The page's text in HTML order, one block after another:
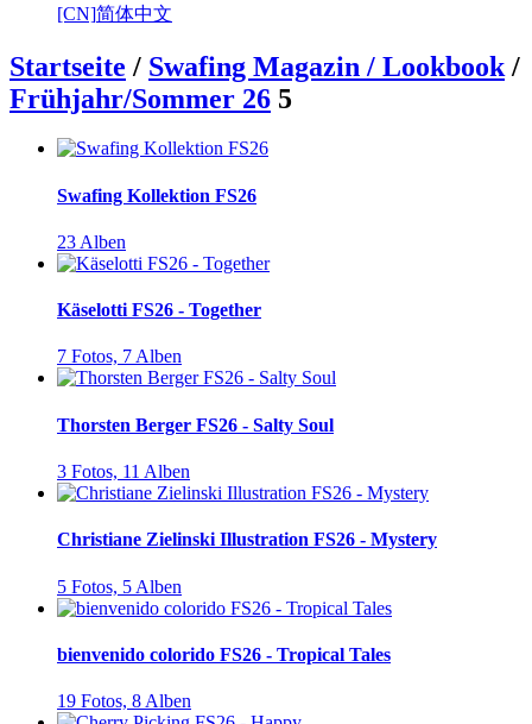
[CN]简体中文
Startseite / Swafing Magazin / Lookbook /
Frühjahr/Sommer 26 5
Swafing Kollektion FS26
23 Alben
Käselotti FS26 - Together
7 Fotos, 7 Alben
Thorsten Berger FS26 - Salty Soul
3 Fotos, 11 Alben
Christiane Zielinski Illustration FS26 - Mystery
5 Fotos, 5 Alben
bienvenido colorido FS26 - Tropical Tales
19 Fotos, 8 Alben